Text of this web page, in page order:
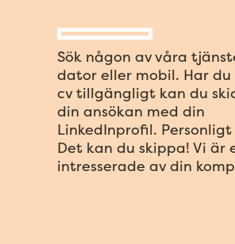
Sök någon av våra
dator eller mobil. Har
cv tillgängligt kan du
din ansökan med din
LinkedInprofil.
Det kan du skippa! Vi är
intresserade av din